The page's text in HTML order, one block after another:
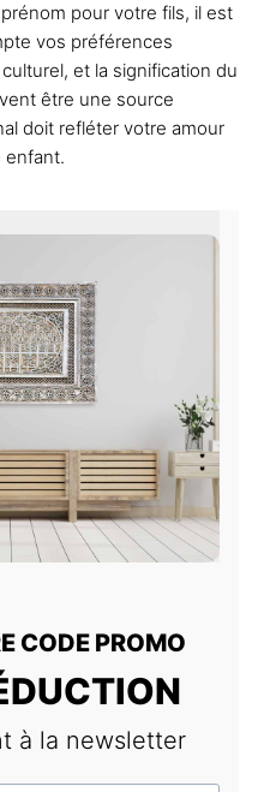
i
e
s
s
u
r
a
g
e
d
u
r
o
d
u
pour votre fils, il est
vos préférences
et la signification du
être une source
doit refléter votre amour
enfant.
CODE PROMO
à la newsletter